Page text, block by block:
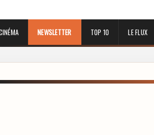
NEWSLETTER TOP 10 LE FLUX